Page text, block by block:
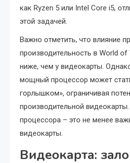
как Ryzen 5 или Intel Core i5,
этой задачей.
Важно отметить, что влияние
производительность в World of
ниже, чем у видеокарты.
мощный процессор может
горлышком», ограничивая
производительной
процессора – это не менее
видеокарты.
Видеокарта: